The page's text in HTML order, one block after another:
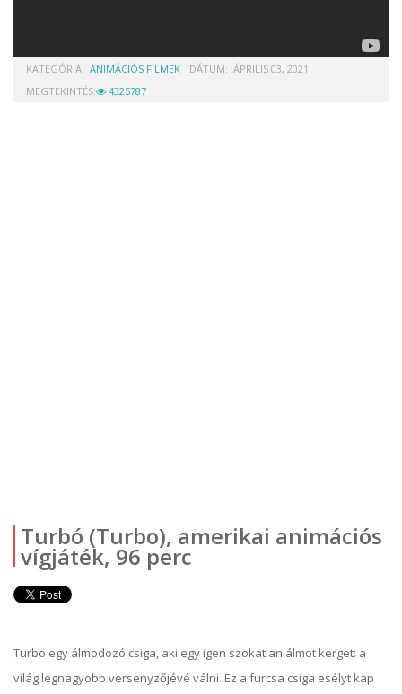
KATEGÓRIA: ANIMÁCIÓS FILMEK DÁTUM: ÁPRILIS 03, 2021
MEGTEKINTÉS:
4325787
Turbó (Turbo), amerikai animációs
vígjáték, 96 perc
Turbo egy álmodozó csiga, aki egy igen szokatlan álmot kerget: a
világ legnagyobb versenyzőjévé válni. Ez a furcsa csiga esélyt kap